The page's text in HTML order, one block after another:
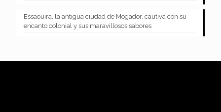
Essaouira, la antigua ciudad de Mogador, cautiva con su
encanto colonial y sus maravillosos sabores